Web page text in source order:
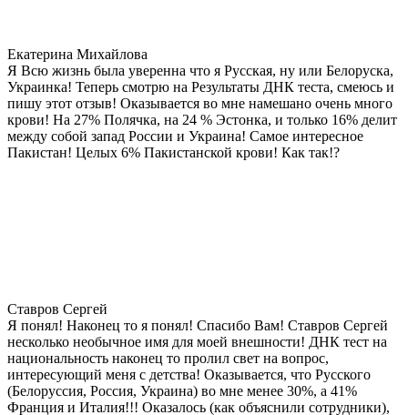
Екатерина Михайлова
Я Всю жизнь была уверенна что я Русская, ну или Белоруска,
Украинка! Теперь смотрю на Результаты ДНК теста, смеюсь и
пишу этот отзыв! Оказывается во мне намешано очень много
крови! На 27% Полячка, на 24 % Эстонка, и только 16% делит
между собой запад России и Украина! Самое интересное
Пакистан! Целых 6% Пакистанской крови! Как так!?
Ставров Сергей
Я понял! Наконец то я понял! Спасибо Вам! Ставров Сергей
несколько необычное имя для моей внешности! ДНК тест на
национальность наконец то пролил свет на вопрос,
интересующий меня с детства! Оказывается, что Русского
(Белоруссия, Россия, Украина) во мне менее 30%, а 41%
Франция и Италия!!! Оказалось (как объяснили сотрудники),